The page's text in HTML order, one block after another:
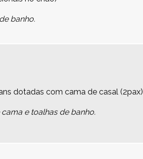
banho.
dotadas com cama de casal
e toalhas de banho.